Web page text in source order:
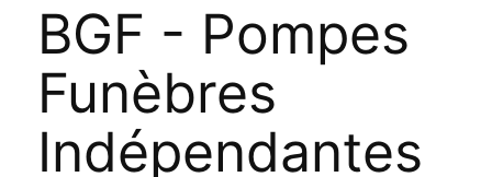
BGF - Pompes
Funèbres
Indépendantes